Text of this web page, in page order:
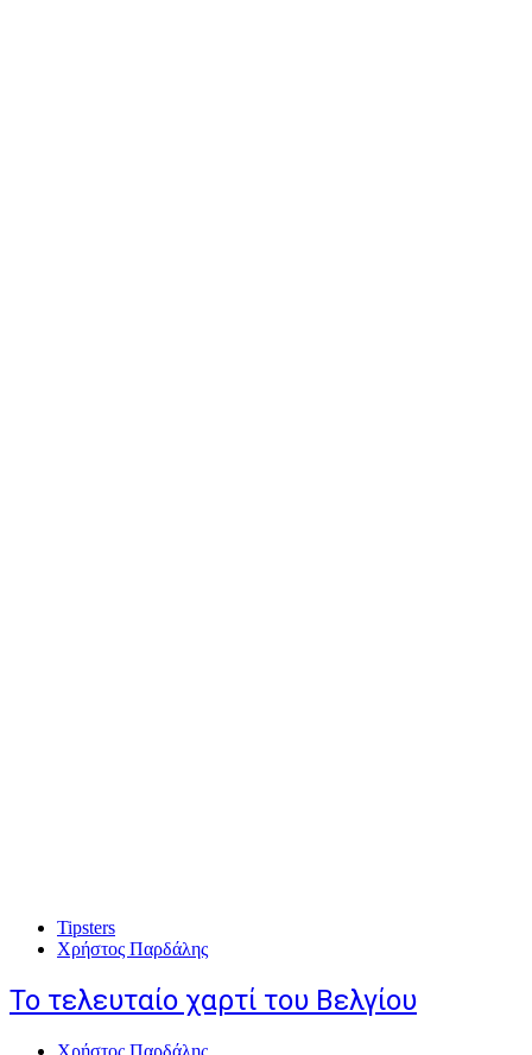
Tipsters
Χρήστος Παρδάλης
Το τελευταίο χαρτί του Βελγίου
Χρήστος Παρδάλης